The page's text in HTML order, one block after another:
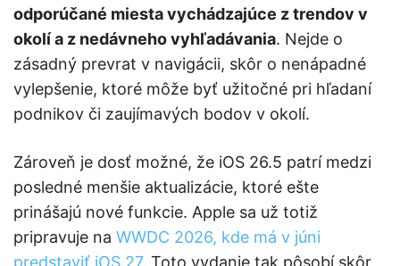
odporúčané miesta vychádzajúce z trendov v
okolí a z nedávneho vyhľadávania. Nejde o
zásadný prevrat v navigácii, skôr o nenápadné
vylepšenie, ktoré môže byť užitočné pri hľadaní
podnikov či zaujímavých bodov v okolí.
Zároveň je dosť možné, že iOS 26.5 patrí medzi
posledné menšie aktualizácie, ktoré ešte
prinášajú nové funkcie. Apple sa už totiž
pripravuje na WWDC 2026, kde má v júni